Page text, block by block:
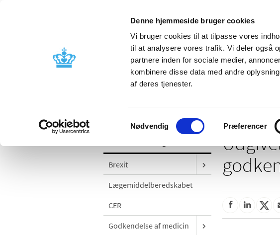
Denne hjemmeside bruger cookies
Vi bruger cookies til at tilpasse vores
til at analysere vores trafik. Vi deler også
partnere inden for sociale medier,
kombinere disse data med andre
af deres tjenester.
Samtykkevalg
Nødvendig Præferencer
Godkendelse og
Bivirkninger og
produktinformation
Brexit
Lægemiddelberedskabet
CER
Godkendelse af medicin